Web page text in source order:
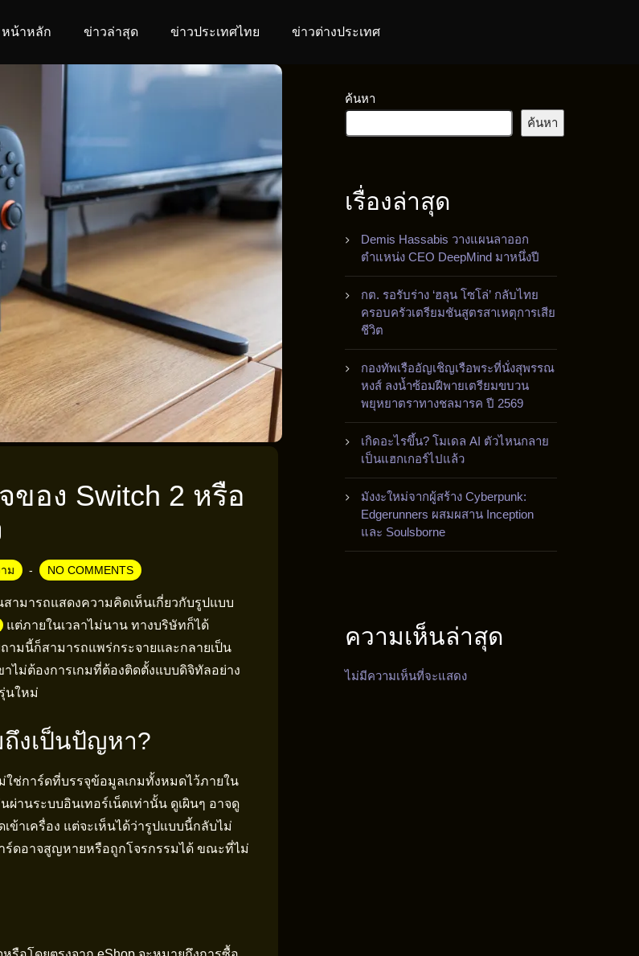
หน้าหลัก ข่าวล่าสุด ข่าวประเทศไทย ข่าวต่างประเทศ
ของ Switch 2 หรือ
ม NO COMMENTS
ามารถแสดงความคิดเห็นเกี่ยวกับรูปแบบ
แต่ภายในเวลาไม่นาน ทางบริษัทก็ได้
ามนี้ก็สามารถแพร่กระจายและกลายเป็น
ไม่ต้องการเกมที่ต้องติดตั้งแบบดิจิทัลอย่าง
นใหม่
งเป็นปัญหา?
ใช่การ์ดที่บรรจุข้อมูลเกมทั้งหมดไว้ภายใน
ผ่านระบบอินเทอร์เน็ตเท่านั้น ดูเผินๆ อาจดู
ข้าเครื่อง แต่จะเห็นได้ว่ารูปแบบนี้กลับไม่
ร์ดอาจสูญหายหรือถูกโจรกรรมได้ ขณะที่ไม่
ค้นหา
ค้นหา
เรื่องล่าสุด
Demis Hassabis วางแผนลาออก
ตำแหน่ง CEO DeepMind มาหนึ่งปี
กต. รอรับร่าง ‘ฮลุน โซโล่’ กลับไทย
ครอบครัวเตรียมชันสูตรสาเหตุการเสีย
ชีวิต
กองทัพเรืออัญเชิญเรือพระที่นั่งสุพรรณ
หงส์ ลงน้ำซ้อมฝีพายเตรียมขบวน
พยุหยาตราทางชลมารค ปี 2569
เกิดอะไรขึ้น? โมเดล AI ตัวไหนกลาย
เป็นแฮกเกอร์ไปแล้ว
มังงะใหม่จากผู้สร้าง Cyberpunk:
Edgerunners ผสมผสาน Inception
และ Soulsborne
ความเห็นล่าสุด
ไม่มีความเห็นที่จะแสดง